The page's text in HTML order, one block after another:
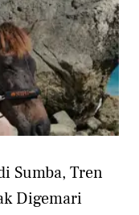
Sumba, Tren
Digemari